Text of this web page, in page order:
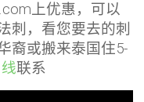
上优惠，可以
刺，看您要去的刺
裔或搬来泰国住5-
线联系